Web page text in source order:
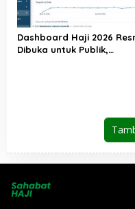
Dashboard Haji 2026
Dibuka untuk Publik,